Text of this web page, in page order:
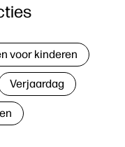
voor kinderen
Verjaardag